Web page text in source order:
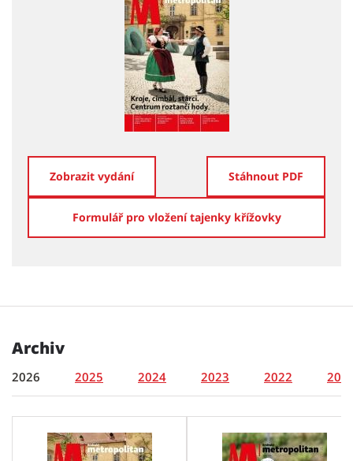
Zobrazit vydání Stáhnout PDF
Formulář pro vložení tajenky křížovky
Archiv
2026 2025 2024 2023 2022